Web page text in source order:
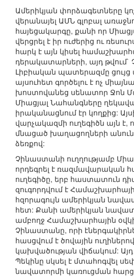
Ամերիկյան փորձագետները
վերանայել ԱՄՆ գլոբալ
հայեցակարգը, քանի որ
վերցրել է իր ուժերից ու
հարկ է այն կիսել
դերակատարների, այդ
Լիբիական պատերազմը ցույց
այսուհետ գործելու է ոչ
խոստովանեց սենատոր Ջոն
Միացյալ Նահանգները
իրականացնում էր կողքից:
վարչակազմի ուղեգիծն այն է,
մնացած խաղացողների
ձեռքով:
Չինաստանի ուղղությամբ
որդեգրել է ռազմավարական
ուղեգիծը, երբ հաստատուն
զուգորդվում է
հզորագույն ամերիկյան
հետ: Քանի ամերիկյան
ամբողջ Համաշխարհային
Չինաստանը, որի
հասցվում է ծովային
կախվածության վիճակում:
Պեկինը սկսել է մտահոգվել
նավատորմի կառուցման